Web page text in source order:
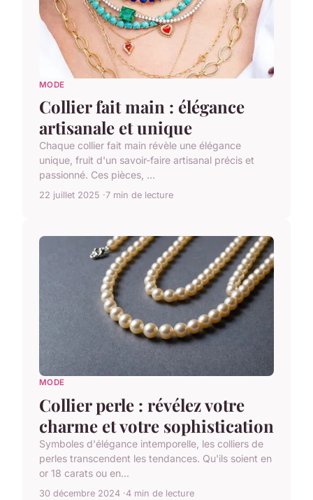
MODE
Collier fait main : élégance
artisanale et unique
Chaque collier fait main révèle une élégance
unique, fruit d'un savoir-faire artisanal précis et
passionné. Ces pièces, ...
22 juillet 2025 7 min de lecture
MODE
Collier perle : révélez votre
charme et votre sophistication
Symboles d'élégance intemporelle, les colliers de
perles transcendent les tendances. Qu'ils soient en
or 18 carats ou en...
30 décembre 2024 4 min de lecture